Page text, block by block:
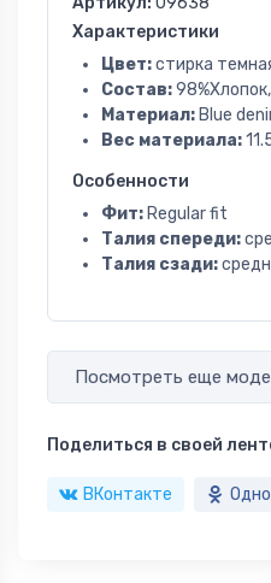
Характеристики
Цвет:стирка
Состав:
Материал: Blue
Вес материала:
Особенности
Фит: Regular fit
Талия спереди:
Талия сзади:
Посмотреть еще
Поделиться в своей
ВКонтакте